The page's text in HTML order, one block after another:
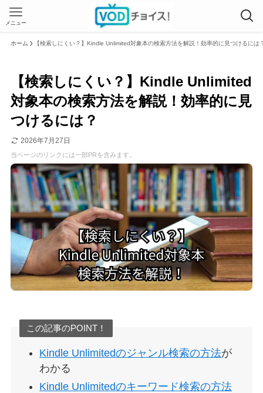
メニュー
ホーム 【検索しにくい？】Kindle Unlimited対象本の検索方法を解説！効率的に見つけるには
【検索しにくい？】Kindle Unlimited
対象本の検索方法を解説！効率的に見
つけるには？
2026年7月27日
当ページのリンクには一部PRを含みます。
この記事のPOINT！
Kindle Unlimitedのジャンル検索の方法が
わかる
Kindle Unlimitedのキーワード検索の方法